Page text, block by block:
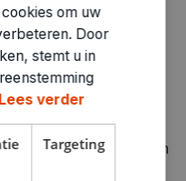
en zijn
maskingtape. Ze zijn
en ook nog
graffiti zijn ze
doeleindes
letterstijl wil gebruiken
neer wil zetten.
om uw
Door
stemt u in
Lees verder
Targeting